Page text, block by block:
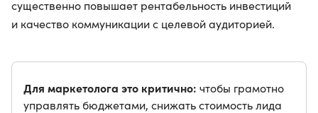
существенно повышает рентабельность инвестиций
и качество коммуникации с целевой аудиторией.
Для маркетолога это критично: чтобы грамотно
управлять бюджетами, снижать стоимость лида